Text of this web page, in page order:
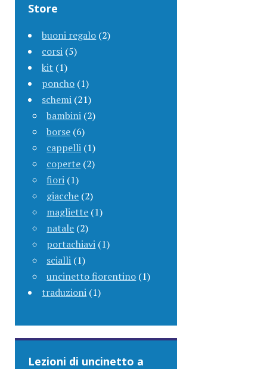
Store
buoni regalo (2)
corsi (5)
kit (1)
poncho (1)
schemi (21)
bambini (2)
borse (6)
cappelli (1)
coperte (2)
fiori (1)
giacche (2)
magliette (1)
natale (2)
portachiavi (1)
scialli (1)
uncinetto fiorentino (1)
traduzioni (1)
Lezioni di uncinetto a